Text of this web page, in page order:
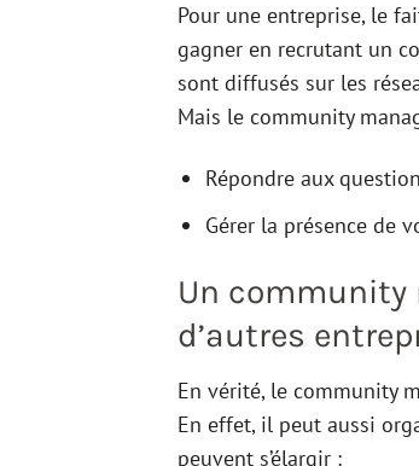
Pour une entreprise, le
gagner en recrutant un
sont diffusés sur les
Mais le community
Répondre aux
Gérer la présence de
Un community
d’autres
En vérité, le community
En effet, il peut aussi
peuvent s’élargir :